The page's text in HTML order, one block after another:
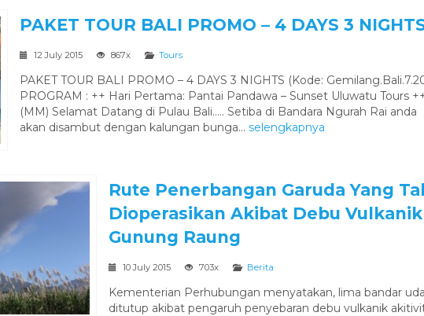
PAKET TOUR BALI PROMO – 4 DAYS 3
12 July 2015 867x Tours
PAKET TOUR BALI PROMO – 4 DAYS 3 NIGHTS (Kode:
PROGRAM : ++ Hari Pertama: Pantai Pandawa – Sunset Uluwatu Tours
(MM) Selamat Datang di Pulau Bali….. Setiba di Bandara Ngurah Rai anda
akan disambut dengan kalungan bunga... selengkapnya
Rute Penerbangan Garuda Yang
Dioperasikan Akibat Debu Vulkanik
Gunung Raung
10 July 2015 703x Berita
Kementerian Perhubungan menyatakan, lima bandar
ditutup akibat pengaruh penyebaran debu vulkanik